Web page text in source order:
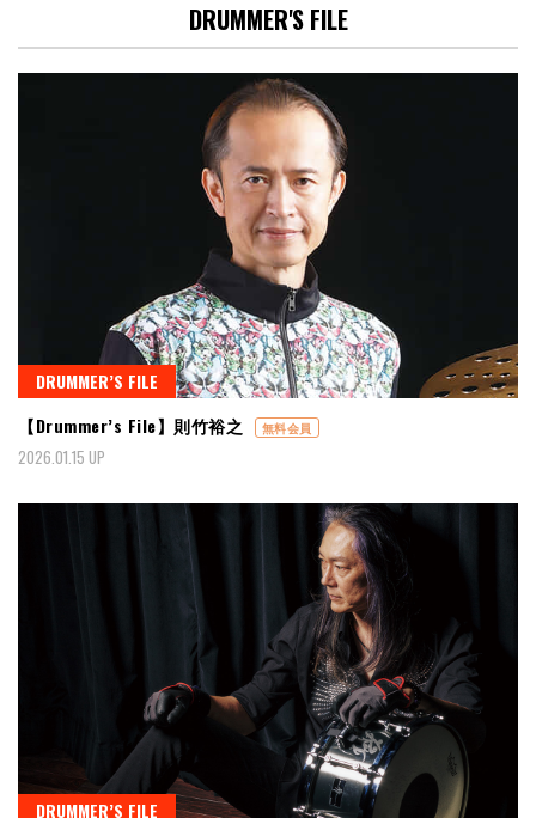
DRUMMER'S FILE
DRUMMER’S FILE
【Drummer’s File】則竹裕之
無料会員
2026.01.15 UP
DRUMMER’S FILE